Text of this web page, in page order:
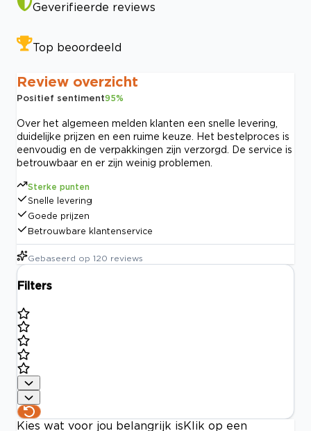
Geverifieerde reviews
Top beoordeeld
Review overzicht
Positief sentiment95%
Over het algemeen melden klanten een snelle levering,
duidelijke prijzen en een ruime keuze. Het bestelproces is
eenvoudig en de verpakkingen zijn verzorgd. De service is
betrouwbaar en er zijn weinig problemen.
Sterke punten
Snelle levering
Goede prijzen
Betrouwbare klantenservice
Gebaseerd op 120 reviews
Filters
Kies wat voor jou belangrijk is Klik op een